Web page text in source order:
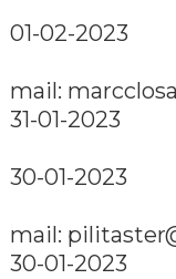
01-02-2023
mail:
31-01-2023
30-01-2023
mail:
30-01-2023